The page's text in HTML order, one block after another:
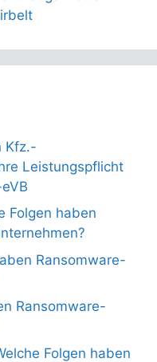
Kfz.-
Leistungspflicht
Folgen haben
Ransomware-
Ransomware-
Folgen haben